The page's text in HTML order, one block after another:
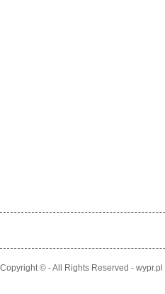
Copyright © - All Rights Reserved - wypr.pl